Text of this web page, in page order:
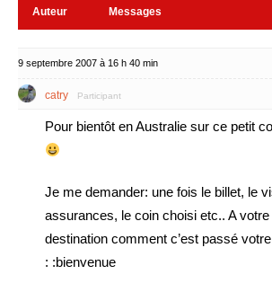
Auteur Messages
9 septembre 2007 à 16 h 40 min
catry Participant
Pour bientôt en Australie sur ce petit
Je me demander: une fois le billet, le
assurances, le coin choisi etc.. A
destination comment c’est passé
: :bienvenue